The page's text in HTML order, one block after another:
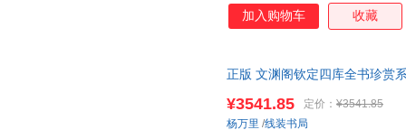
加入购物车 收藏
正版 文渊阁钦定四库全书珍赏
当客服
¥3541.85 定价： ¥3541.85
杨万里 /线装书局